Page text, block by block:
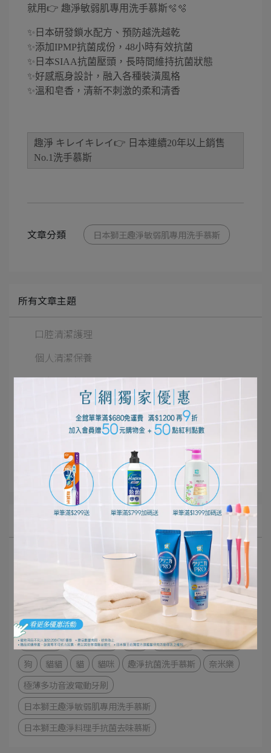
就用👉 趣淨敏弱肌專用洗手慕斯🫧🫧
✨日本研發鎖水配方、預防越洗越乾
✨添加IPMP抗菌成份，48小時有效抗菌
✨日本SIAA抗菌壓頭，長時間維持抗菌狀態
✨好感瓶身設計，融入各種裝潢風格
✨溫和皂香，清新不刺激的柔和清香
趣淨 キレイキレイ👉 日本連續20年以上銷售
No.1洗手慕斯
文章分類 日本獅王趣淨敏弱肌專用洗手慕斯
所有文章主題
口腔清潔護理
個人清潔保養
居家清潔打掃
寵物健康生活
影音專區
好評推薦
獅王佈告欄
文章分類
眼藥水 實驗影片
衣物去漬
刷牙方式 牙周病
牙齦萎縮
兒童刷牙教學 嬰幼兒牙刷
牙間刷
齒縫清潔
牙線 牙線棒 牙齦保健
牙齒保健
洗手教學
防疫新生活 狗狗 寵物生活
寵物健康
狗
貓貓 貓 貓咪 趣淨抗菌洗手慕斯
奈米樂
極薄多功音波電動牙刷
日本獅王趣淨敏弱肌專用洗手慕斯
日本獅王趣淨料理手抗菌去味慕斯